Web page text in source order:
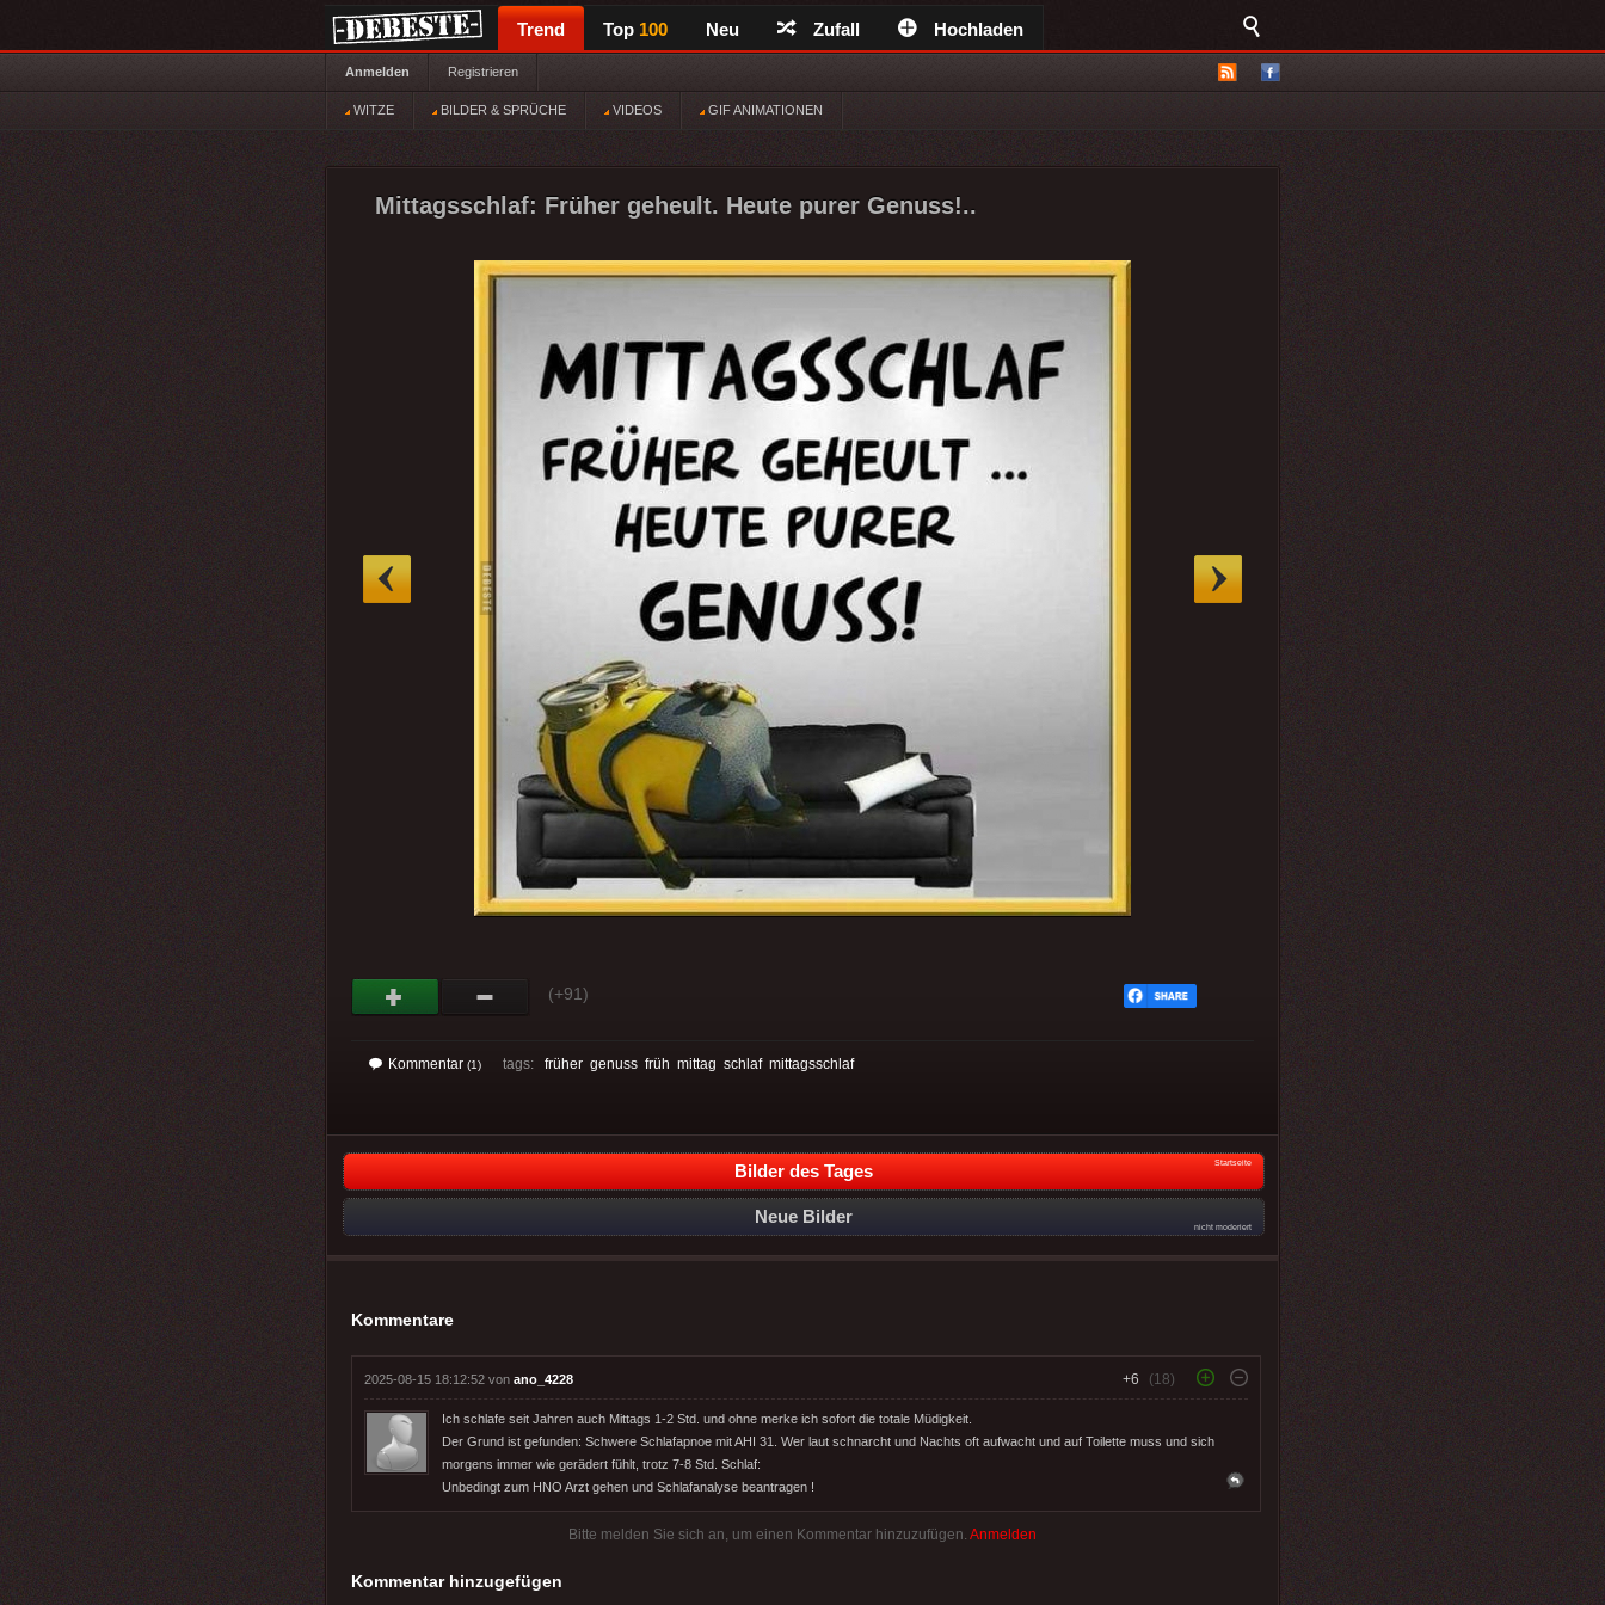
Trend Top 100 Neu Zufall Hochladen
Anmelden Registrieren
WITZE BILDER & SPRÜCHE VIDEOS GIF ANIMATIONEN
Mittagsschlaf: Früher geheult. Heute purer Genuss!..
(+91)
Kommentar (1) tags: früher genuss früh mittag schlaf mittagsschlaf
Bilder des Tages Startseite
Neue Bilder
nicht moderiert
Kommentare
2025-08-15 18:12:52 von ano_4228 +6 (18)
Ich schlafe seit Jahren auch Mittags 1-2 Std. und ohne merke ich sofort die totale Müdigkeit.
Der Grund ist gefunden: Schwere Schlafapnoe mit AHI 31. Wer laut schnarcht und Nachts oft aufwacht und auf Toilette muss und sich
morgens immer wie gerädert fühlt, trotz 7-8 Std. Schlaf:
Unbedingt zum HNO Arzt gehen und Schlafanalyse beantragen !
Bitte melden Sie sich an, um einen Kommentar hinzuzufügen. Anmelden
Kommentar hinzugefügen